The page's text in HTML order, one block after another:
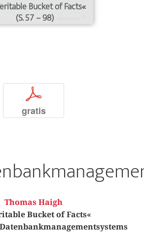
Bucket of Facts«
(S. 57 – 98)
p
gratis
Thomas Haigh
Bucket of Facts«